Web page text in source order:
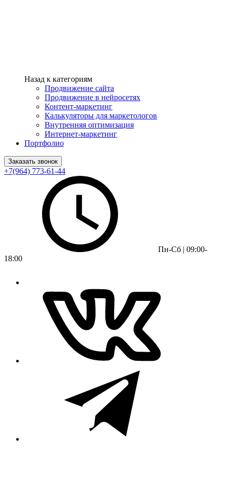
Назад к категориям
Продвижение сайта
Продвижение в нейросетях
Контент-маркетинг
Калькуляторы для маркетологов
Внутренняя оптимизация
Интернет-маркетинг
Портфолио
Заказать звонок
+7(964) 773-61-44
Пн-Сб | 09:00-
18:00